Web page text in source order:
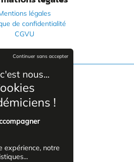
légales
de confidentialité
CGVU
Facebook
nous...
!
expérience, notre
Continuer sans accepter